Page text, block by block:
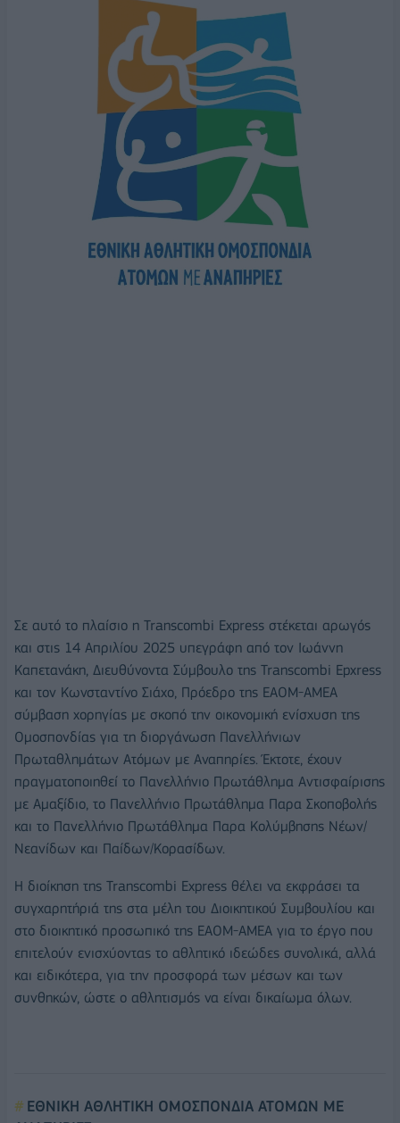
Σε αυτό το πλαίσιο η Transcombi Express στέκεται αρωγός
και στις 14 Απριλίου 2025 υπεγράφη από τον Ιωάννη
Καπετανάκη, Διευθύνοντα Σύμβουλο της Transcombi Epxress
και τον Κωνσταντίνο Σιάχο, Πρόεδρο της ΕΑΟΜ-ΑΜΕΑ
σύμβαση χορηγίας με σκοπό την οικονομική ενίσχυση της
Ομοσπονδίας για τη διοργάνωση Πανελλήνιων
Πρωταθλημάτων Ατόμων με Αναπηρίες. Έκτοτε, έχουν
πραγματοποιηθεί το Πανελλήνιο Πρωτάθλημα Αντισφαίρισης
με Αμαξίδιο, το Πανελλήνιο Πρωτάθλημα Παρα Σκοποβολής
και το Πανελλήνιο Πρωτάθλημα Παρα Κολύμβησης Νέων/
Νεανίδων και Παίδων/Κορασίδων.
Η διοίκηση της Transcombi Express θέλει να εκφράσει τα
συγχαρητήριά της στα μέλη του Διοικητικού Συμβουλίου και
στο διοικητικό προσωπικό της ΕΑΟΜ-ΑΜΕΑ για το έργο που
επιτελούν ενισχύοντας το αθλητικό ιδεώδες συνολικά, αλλά
και ειδικότερα, για την προσφορά των μέσων και των
συνθηκών, ώστε ο αθλητισμός να είναι δικαίωμα όλων.
ΕΘΝΙΚΗ ΑΘΛΗΤΙΚΗ ΟΜΟΣΠΟΝΔΙΑ ΑΤΟΜΩΝ ΜΕ